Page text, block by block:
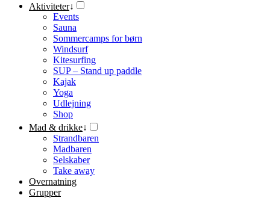
Aktiviteter↓
Events
Sauna
Sommercamps for børn
Windsurf
Kitesurfing
SUP – Stand up paddle
Kajak
Yoga
Udlejning
Shop
Mad & drikke↓
Strandbaren
Madbaren
Selskaber
Take away
Overnatning
Grupper